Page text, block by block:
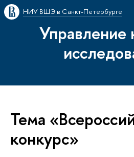
НИУ ВШЭ в Санкт-Петербурге
Управление
Тема
конкурс»